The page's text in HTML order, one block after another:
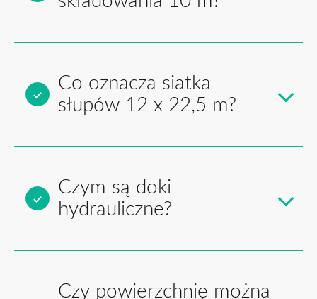
Co oznacza siatka
słupów 12 x 22,5 m?
Czym są doki
hydrauliczne?
Czy powierzchnię można